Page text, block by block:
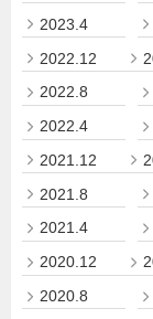
2023.4
2022.12
2022.8
2022.4
2021.12
2021.8
2021.4
2020.12
2020.8